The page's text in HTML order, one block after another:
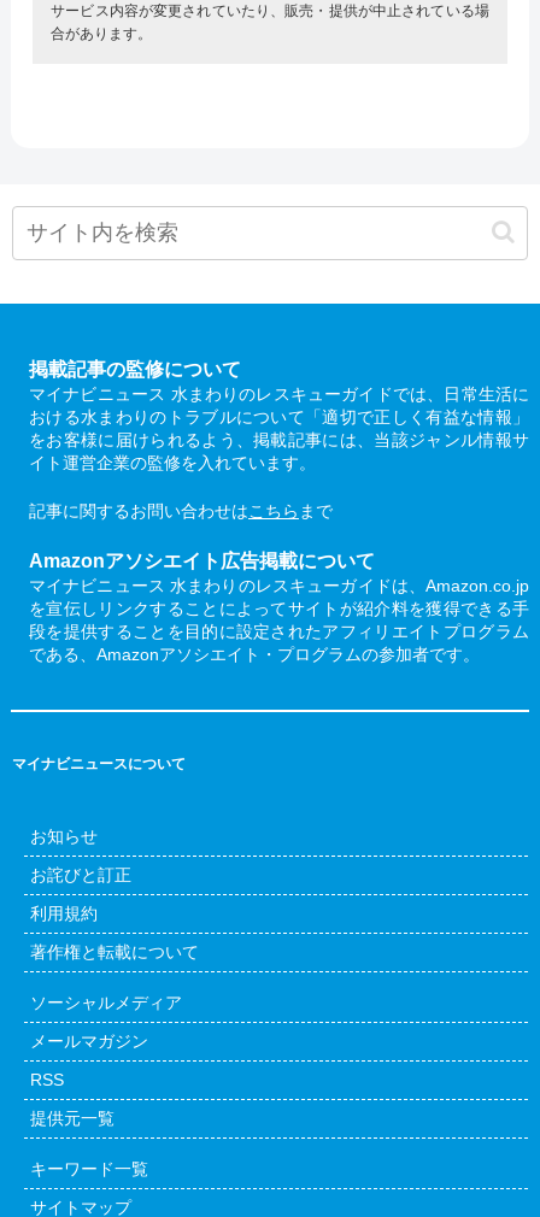
サービス内容が変更されていたり、販売・提供が中止されている場
合があります。
掲載記事の監修について
マイナビニュース 水まわりのレスキューガイドでは、日常生活に
おける水まわりのトラブルについて「適切で正しく有益な情報」
をお客様に届けられるよう、掲載記事には、当該ジャンル情報サ
イト運営企業の監修を入れています。
記事に関するお問い合わせはこちら まで
Amazonアソシエイト広告掲載について
マイナビニュース 水まわりのレスキューガイドは、Amazon.co.jp
を宣伝しリンクすることによってサイトが紹介料を獲得できる手
段を提供することを目的に設定されたアフィリエイトプログラム
である、Amazonアソシエイト・プログラムの参加者です。
マイナビニュースについて
お知らせ
お詫びと訂正
利用規約
著作権と転載について
ソーシャルメディア
メールマガジン
RSS
提供元一覧
キーワード一覧
サイトマップ